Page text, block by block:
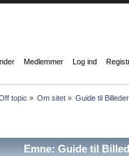
Medlemmer Log ind
topic » Om sitet» Guide til
Emne: Guide til